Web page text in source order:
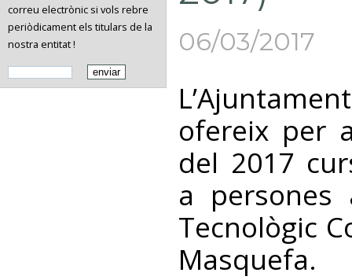
correu electrònic si vols rebre
periòdicament els titulars de la
nostra entitat !
06/03/2017
ofereix per
del 2017
a persones
Tecnològic
Masquefa.